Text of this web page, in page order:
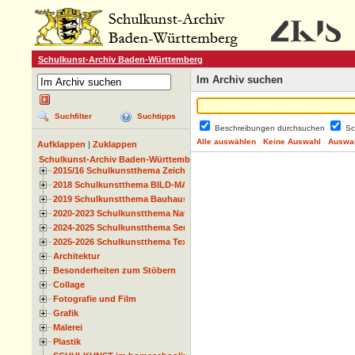
Schulkunst-Archiv Baden-Württemberg
Suchfilter Suchtipps
Aufklappen
Zuklappen
Schulkunst-Archiv Baden-Württemberg
2015/16 Schulkunstthema Zeichnen
2018 Schulkunstthema BILD-MATERIAL-OBJEKT
2019 Schulkunstthema Bauhaus
2020-2023 Schulkunstthema Natur und Zeit
2024-2025 Schulkunstthema Serie
2025-2026 Schulkunstthema Textil
Architektur
Besonderheiten zum Stöbern
Collage
Fotografie und Film
Grafik
Malerei
Plastik
Im Archiv suchen
Beschreibungen durchsuchen
Alle auswählen
Keine Auswahl